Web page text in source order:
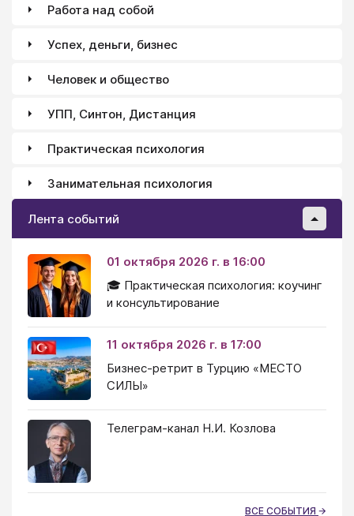
Работа над собой
Успех, деньги, бизнес
Человек и общество
УПП, Синтон, Дистанция
Практическая психология
Занимательная психология
Лента событий
01 октября 2026 г. в 16:00
🎓 Практическая психология: коучинг
и консультирование
11 октября 2026 г. в 17:00
Бизнес-ретрит в Турцию «МЕСТО
СИЛЫ»
Телеграм-канал Н.И. Козлова
ВСЕ СОБЫТИЯ